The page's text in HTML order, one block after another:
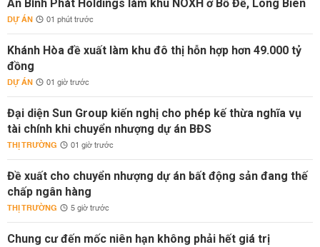
An Bình Phát Holdings làm khu NOXH ở Bồ Đề, Long Biên
DỰ ÁN 01 phút trước
Khánh Hòa đề xuất làm khu đô thị hỗn hợp hơn 49.000 tỷ
đồng
DỰ ÁN 01 giờ trước
Đại diện Sun Group kiến nghị cho phép kế thừa nghĩa vụ
tài chính khi chuyển nhượng dự án BĐS
THỊ TRƯỜNG 01 giờ trước
Đề xuất cho chuyển nhượng dự án bất động sản đang thế
chấp ngân hàng
THỊ TRƯỜNG 5 giờ trước
Chung cư đến mốc niên hạn không phải hết giá trị